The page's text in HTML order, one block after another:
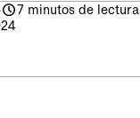
7 minutos de lectura